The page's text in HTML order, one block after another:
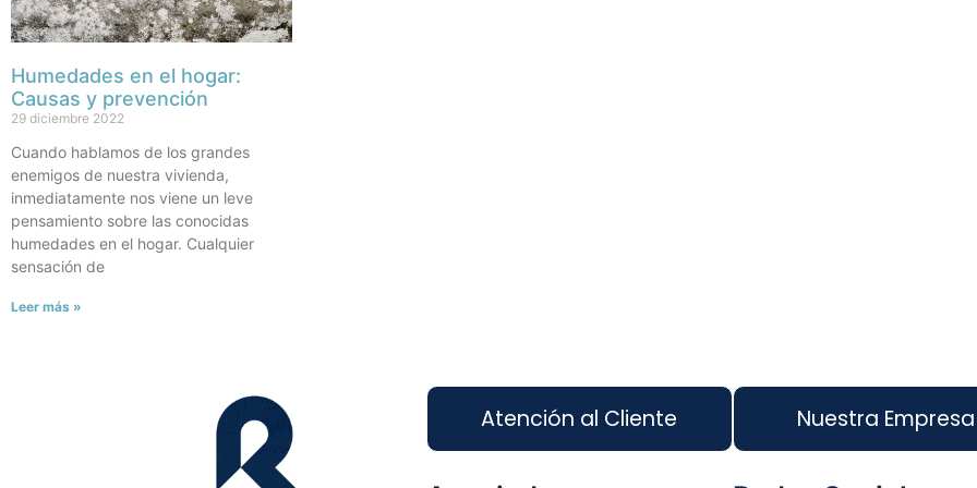
Humedades en el hogar:
Causas y prevención
29 diciembre 2022
Cuando hablamos de los grandes
enemigos de nuestra vivienda,
inmediatamente nos viene un leve
pensamiento sobre las conocidas
humedades en el hogar. Cualquier
sensación de
Leer más »
Atención al Cliente Nuestra Empresa